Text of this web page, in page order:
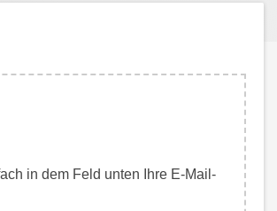
in dem Feld unten Ihre E-Mail-